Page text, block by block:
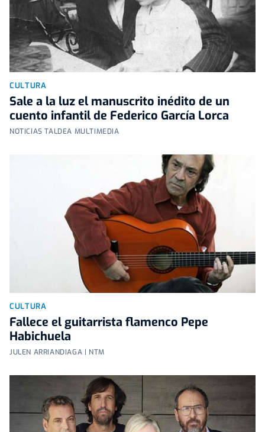
CULTURA
Sale a la luz el manuscrito inédito de un
cuento infantil de Federico García Lorca
NOTICIAS TALDEA MULTIMEDIA
CULTURA
Fallece el guitarrista flamenco Pepe
Habichuela
JULEN ARRIANDIAGA | NTM